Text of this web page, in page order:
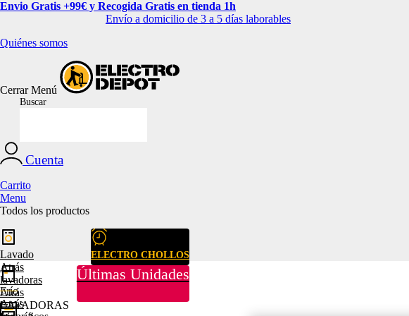
Envio Gratis +99€ y Recogida Gratis en tienda 1h
Envío a domicilio de 3 a 5 días laborables
Quiénes somos
CerrarMenú
Buscar
Cuenta
Carrito
Menu
Todos los productos
ELECTRO CHOLLOS
Últimas Unidades
Lavado
Atrás
lavadoras
Atrás
LAVADORAS
Frío
Atrás